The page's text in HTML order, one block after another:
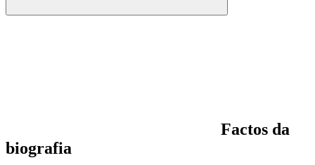
Factos da
biografia